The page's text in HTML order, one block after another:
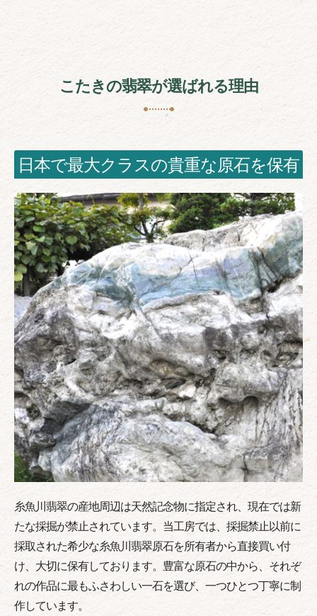
こたきの翡翠が選ばれる理由
日本で最大クラスの貴重な原石を保有
糸魚川翡翠の産地周辺は天然記念物に指定され、現在では新
たな採掘が禁止されています。当工房では、採掘禁止以前に
採取された希少な糸魚川翡翠原石を所有者から直接買い付
け、大切に保有しております。豊富な原石の中から、それぞ
れの作品に最もふさわしい一石を選び、一つひとつ丁寧に制
作しています。